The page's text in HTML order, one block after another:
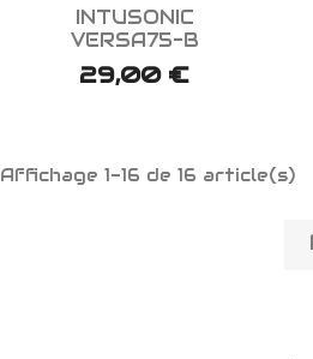
Aperçu rapide
INTUSONIC
VERSA75-B
29,00 €
Affichage 1-16 de 16 article(s)